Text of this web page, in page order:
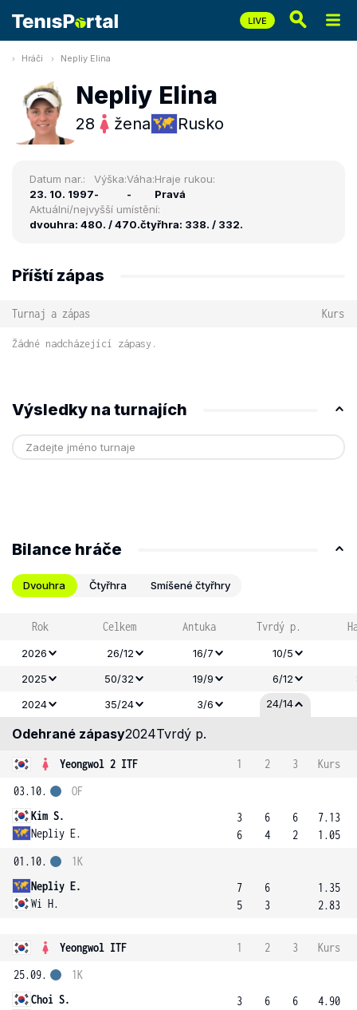
Hráči Nepliy Elina
Nepliy Elina
28 žena Rusko
Datum nar.:
23. 10. 1997
Výška:
-
Váha:
-
Hraje rukou:
Pravá
Aktuální/nejvyšší umístění:
dvouhra: 480. / 470.čtyřhra: 338. / 332.
Příští zápas
Turnaj a zápas Kurs
Žádné nadcházející zápasy.
Výsledky na turnajích
Bilance hráče
Dvouhra Čtyřhra Smíšené čtyřhry
Rok Celkem Antuka Tvrdý p.
2026 26/12 16/7
10/5
2025
50/32 19/9 6/12
2024
35/24 3/6 24/14
Odehrané zápasy2024Tvrdý p.
Yeongwol 2 ITF 1 2 3
Kurs
03.10.
Kim S.
Nepliy E.
OF
3
6
6
4
6
2
7.13
1.05
01.10.
Nepliy E.
Wi H.
1K
7
5
6
3
1.35
2.83
Yeongwol ITF 1 2 3
Kurs
25.09.
Choi S.
1K
3
6
6
4.90